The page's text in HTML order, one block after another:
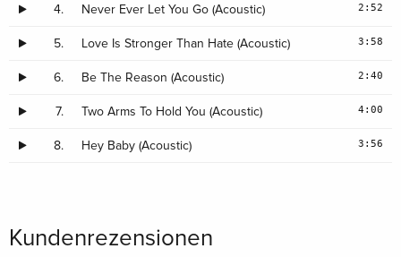
Make Up Your Mind (Acoustic)
Never Ever Let You Go (Acoustic)
Be The Reason (Acoustic)
4. Never Ever Let You Go (Acoustic) 2:52
5. Love Is Stronger Than Hate (Acoustic) 3:58
6. Be The Reason (Acoustic) 2:40
7. Two Arms To Hold You (Acoustic) 4:00
8. Hey Baby (Acoustic) 3:56
Kundenrezensionen